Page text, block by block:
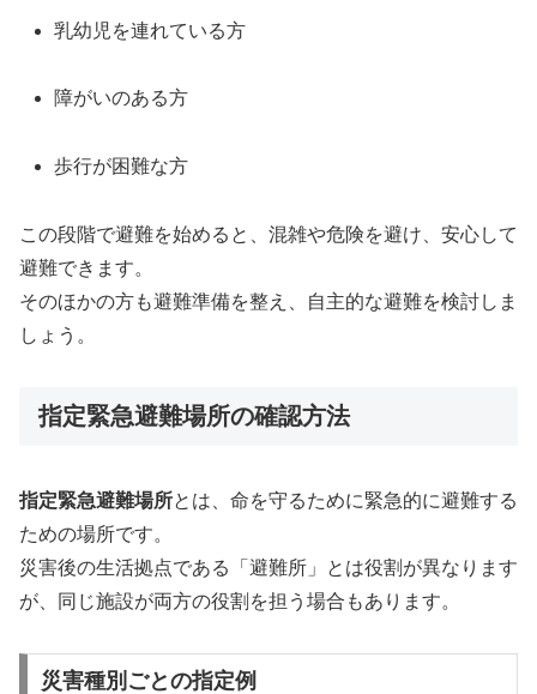
乳幼児を連れている方
障がいのある方
歩行が困難な方
この段階で避難を始めると、混雑や危険を避け、安心して
避難できます。
そのほかの方も避難準備を整え、自主的な避難を検討しま
しょう。
指定緊急避難場所の確認方法
指定緊急避難場所とは、命を守るために緊急的に避難する
ための場所です。
災害後の生活拠点である「避難所」とは役割が異なります
が、同じ施設が両方の役割を担う場合もあります。
災害種別ごとの指定例